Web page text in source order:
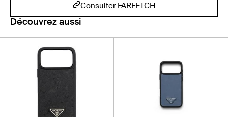
Consulter FARFETCH
Découvrez aussi